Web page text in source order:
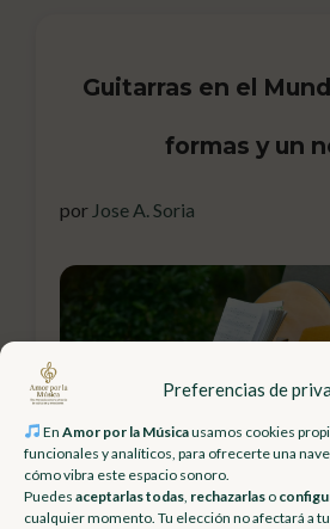
Preferencias de
En Amor por la Músicausamos cookies
funcionales y analíticos, para ofrecerte una
cómo vibra este espacio sonoro.
Puedes aceptarlas todas rechazarlas o
cualquier momento. Tu elección no afectará a
Guitarras en el
formas y un
por Jose A. Soria